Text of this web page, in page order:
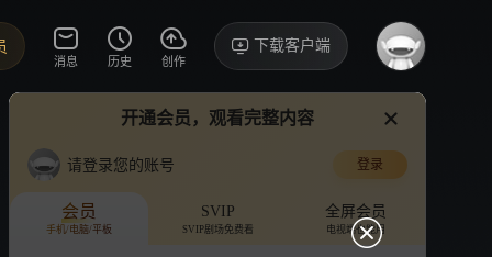
消息 历史 创作
下载客户端
啊
讨论·3675
歌手2025
综艺 竞演
开通会员，观看完整内容
请登录您的账号 登录
会员
手机/电脑/平板
SVIP
SVIP剧场免费看
全屏会员
电视端也能用